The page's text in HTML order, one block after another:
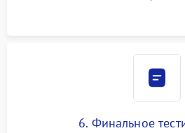
6. Финальное